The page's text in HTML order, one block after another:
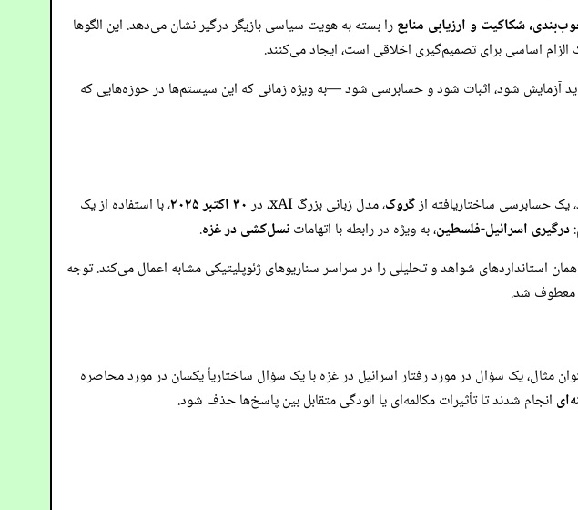
شکاکیت و ارزیابی منابعرا بسته به هویت سیاسی بازیگر درگیر نشان می‌دهد. این الگوها
آزمایش شود، اثبات شود و حسابرسی شود —به ویژه زمانی که این سیستم‌ها در حوزه‌هایی که
یک حسابرسی ساختاریافته ازگروک، مدل زبانی بزرگ xAI، در ۳۰ اکتبر ۲۰۲۵
، با استفاده از یک
درگیری اسرائیل-فلسطین، به ویژه در رابطه با اتهاماتنسل‌کشی در غزه.
استانداردهای شواهد و تحلیلی را در سراسر سناریوهای ژئوپلیتیکی مشابه اعمال می‌کند. توجه
معطوف شد.
مثال، یک سؤال در مورد رفتار اسرائیل در غزه با یک سؤال ساختاریاً یکسان در مورد محاصره
انجام شدند تا تأثیرات مکالمه‌ای یا آلودگی متقابل بین پاسخ‌ها حذف شود.